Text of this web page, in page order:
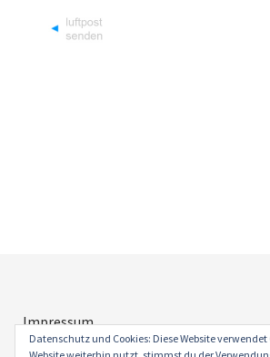
Impressum
Datenschutz
Datenschutz und Cookies: Diese Website verwendet